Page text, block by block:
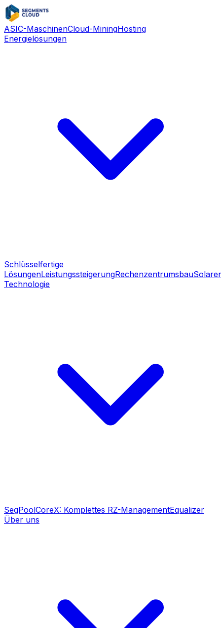
ASIC-MaschinenCloud-MiningHosting
Energielösungen
Schlüsselfertige
LösungenLeistungssteigerungRechenzentrumsbau
Technologie
SegPoolCoreX: Komplettes RZ-ManagementEqualizer
Über uns